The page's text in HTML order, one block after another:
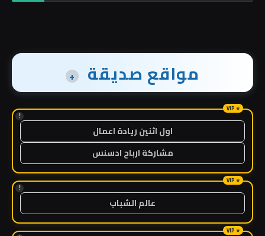
مواقع صديقة +
!
اول اثنين ريادة اعمال
مشاركة ارباح ادسنس
!
عالم الشباب